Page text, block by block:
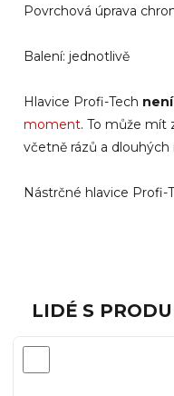
Povrchová úprava
Balení: jednotlivě
Hlavice Profi-Tech
moment. To může mít
včetně rázů a
Nástrčné hlavice Profi-
LIDÉ S